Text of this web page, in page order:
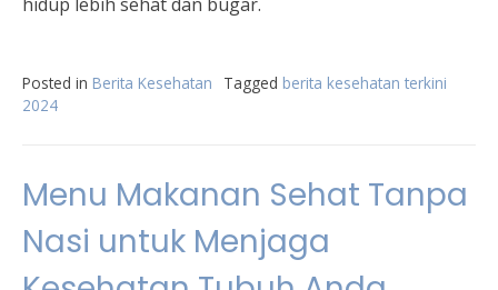
Posted in Berita Kesehatan Tagged berita kesehatan terkini
2024
Menu Makanan Sehat Tanpa
Nasi untuk Menjaga